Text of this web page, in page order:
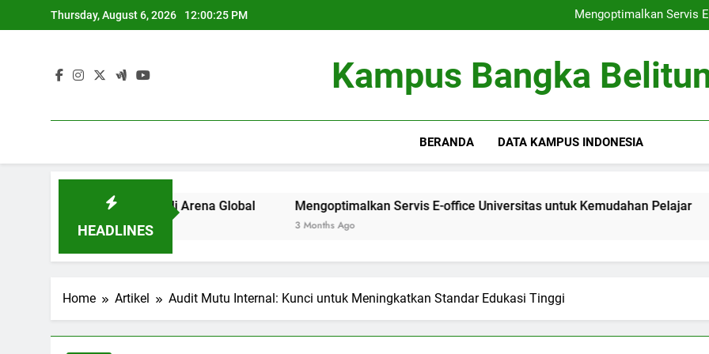
to
Thursday, August 6, 2026 12:00:26 PM
Mengoptimalkan Servis
Optimalisasi
Mengoptimalkan Servis
Optimalisasi
Kampus Bangka
BERANDA DATA KAMPUS INDONESIA
HEADLINES
Terbaik di Arena Global Mengoptimalkan Servis E-office Universitas untuk Kemudahan Pelajar
Home Artikel Audit Mutu Internal: Kunci untuk Meningkatkan Standar Edukasi Tinggi